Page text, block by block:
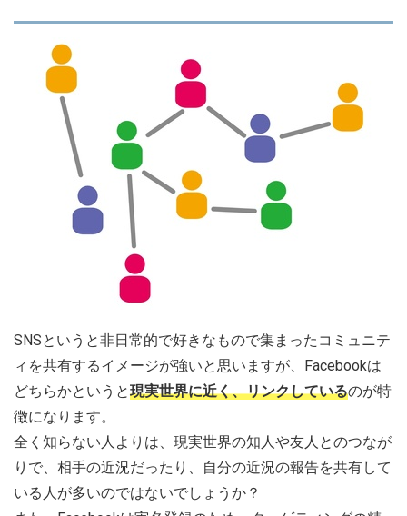
SNSというと非日常的で好きなもので集まったコミュニテ
ィを共有するイメージが強いと思いますが、Facebookは
どちらかというと現実世界に近く、リンクしているのが特
徴になります。
全く知らない人よりは、現実世界の知人や友人とのつなが
りで、相手の近況だったり、自分の近況の報告を共有して
いる人が多いのではないでしょうか？